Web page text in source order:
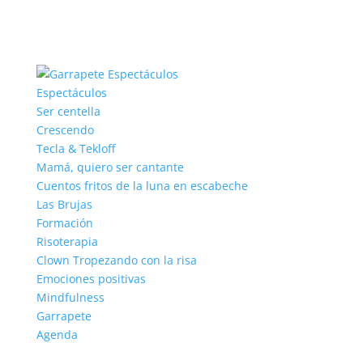
Espectáculos
Ser centella
Crescendo
Tecla & Tekloff
Mamá, quiero ser cantante
Cuentos fritos de la luna en escabeche
Las Brujas
Formación
Risoterapia
Clown Tropezando con la risa
Emociones positivas
Mindfulness
Garrapete
Agenda